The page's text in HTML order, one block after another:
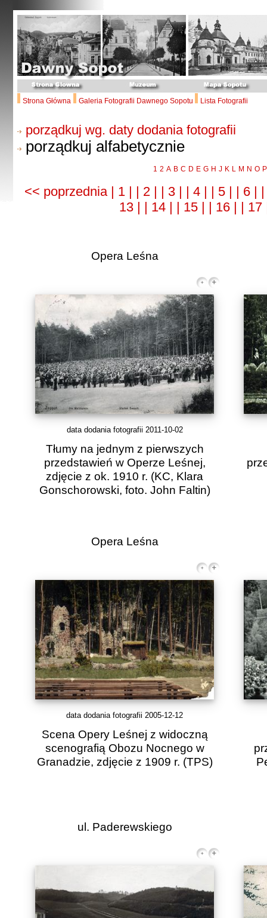
Strona Główna Galeria Fotografii Dawnego Sopotu Lista Fotografii
porządkuj wg. daty dodania fotografii
porządkuj alfabetycznie
1 2 A B C D E G H J K L M N O P
<< poprzednia | 1 | | 2 | | 3 | | 4 | | 5 | | 6 |
13 | | 14 | | 15 | | 16 | |
Opera Leśna
data dodania fotografii 2011-10-02
Tłumy na jednym z pierwszych
przedstawień w Operze Leśnej,
zdjęcie z ok. 1910 r. (KC, Klara
Gonschorowski, foto. John Faltin)
Opera Leśna
data dodania fotografii 2005-12-12
Scena Opery Leśnej z widoczną
scenografią Obozu Nocnego w
Granadzie, zdjęcie z 1909 r. (TPS)
ul. Paderewskiego